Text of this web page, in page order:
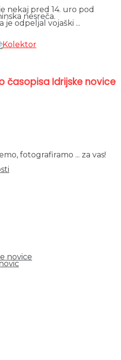
nekaj pred 14. uro pod
nesreča.
je odpeljal vojaški ...
časopisa Idrijske novice
fotografiramo ... za vas!
novice